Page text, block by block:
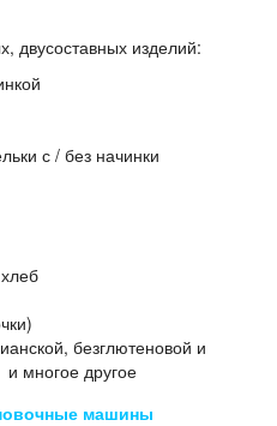
двусоставных изделий:
с / без начинки
безглютеновой и
и многое другое
машины